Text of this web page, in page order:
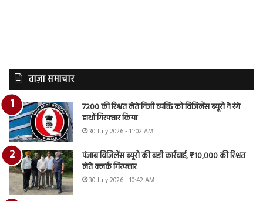
ताज़ा समाचार
7200 की रिश्वत लेते निजी व्यक्ति को विजिलेंस ब्यूरो ने रंगे
हाथों गिरफ्तार किया
30 July 2026 - 11:02 AM
पंजाब विजिलेंस ब्यूरो की बड़ी कार्रवाई, ₹10,000 की रिश्वत
लेते क्लर्क गिरफ्तार
30 July 2026 - 10:42 AM